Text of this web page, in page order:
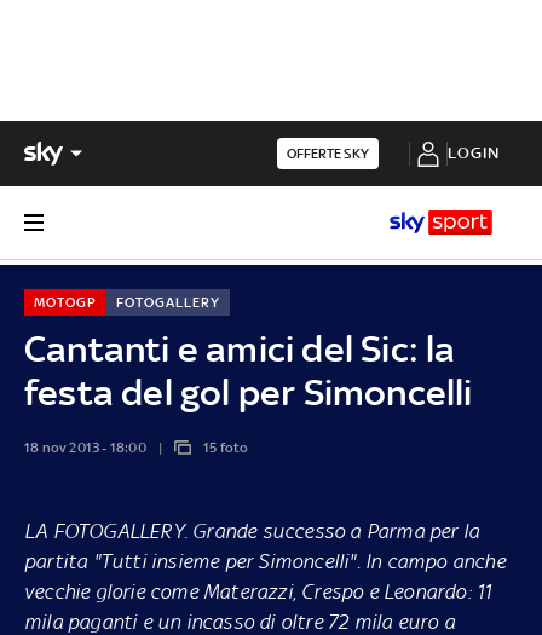
OFFERTE SKY LOGIN
Cantanti e amici del Sic: la
festa del gol per Simoncelli
MOTOGP FOTOGALLERY
18 nov 2013 - 18:00 15 foto
LA FOTOGALLERY. Grande successo a Parma per la
partita "Tutti insieme per Simoncelli". In campo anche
vecchie glorie come Materazzi, Crespo e Leonardo: 11
mila paganti e un incasso di oltre 72 mila euro a